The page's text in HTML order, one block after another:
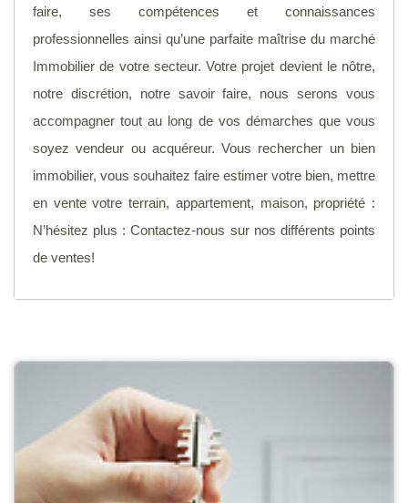
faire, ses compétences et connaissances
professionnelles ainsi qu’une parfaite maîtrise du marché
Immobilier de votre secteur. Votre projet devient le nôtre,
notre discrétion, notre savoir faire, nous serons vous
accompagner tout au long de vos démarches que vous
soyez vendeur ou acquéreur. Vous rechercher un bien
immobilier, vous souhaitez faire estimer votre bien, mettre
en vente votre terrain, appartement, maison, propriété :
N’hésitez plus : Contactez-nous sur nos différents points
de ventes!